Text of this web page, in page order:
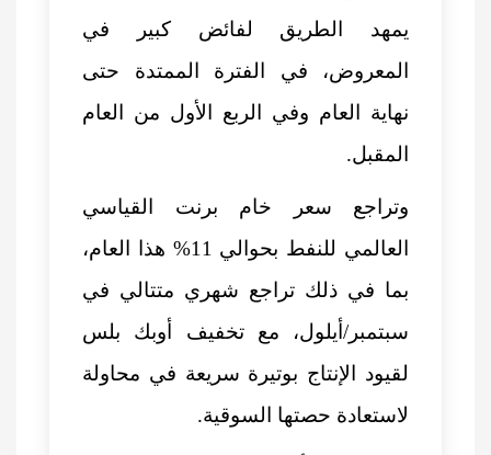
يمهد الطريق لفائض كبير في
المعروض، في الفترة الممتدة حتى
نهاية العام وفي الربع الأول من العام
المقبل.
وتراجع سعر خام برنت القياسي
العالمي للنفط بحوالي 11% هذا العام،
بما في ذلك تراجع شهري متتالي في
سبتمبر/أيلول، مع تخفيف أوبك بلس
لقيود الإنتاج بوتيرة سريعة في محاولة
لاستعادة حصتها السوقية.